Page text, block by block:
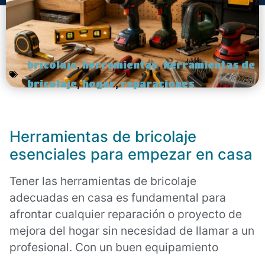
bricolaje,herramientas,herramientas de
bricolaje,hogar,reparaciones
Herramientas de bricolaje
esenciales para empezar en casa
Tener las herramientas de bricolaje
adecuadas en casa es fundamental para
afrontar cualquier reparación o proyecto de
mejora del hogar sin necesidad de llamar a un
profesional. Con un buen equipamiento